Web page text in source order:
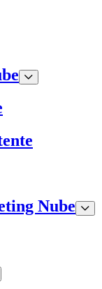
Nube